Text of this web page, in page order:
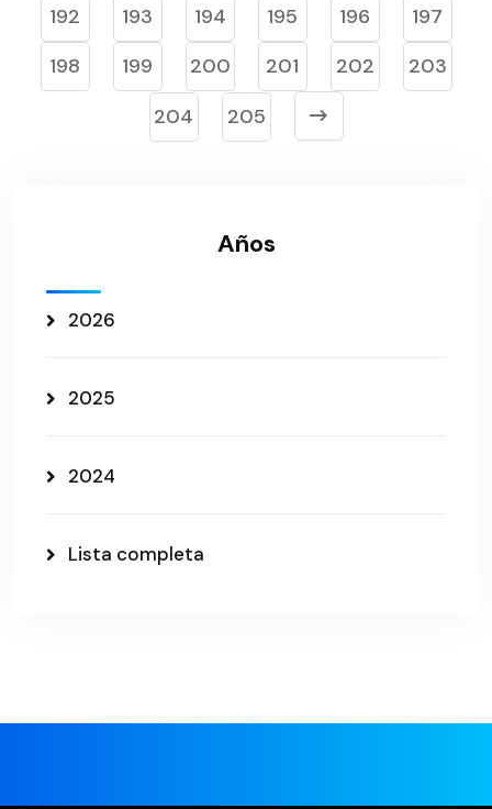
192
193 194 195 196
197
198
199 200 201 202
203
204
205
Años
2026
2025
2024
Lista completa